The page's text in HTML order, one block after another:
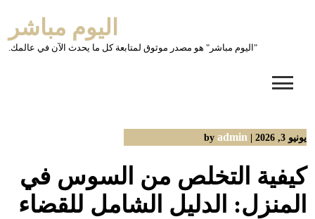
اليوم مباشر
"اليوم مباشر" هو مصدر موثوق لمتابعة كل ما يحدث الآن في عالمك.
يونيو 3, 2026 by admin
كيفية التخلص من السوس في
المنزل: الدليل الشامل للقضاء